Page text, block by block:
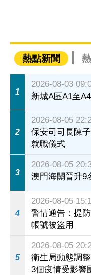
熱點新聞
1
2026-08-03
新城A區A1至
2
2026-08-05
保安司司長陳
就職儀式
3
2026-08-05
澳門海關晉升9
4
2026-08-05
警情通告：提
帳號被盜用
5
2026-08-05
衛生局動態調
3個疫情受影響